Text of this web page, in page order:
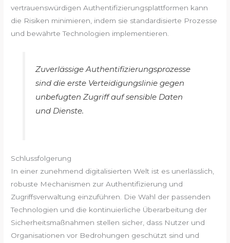
vertrauenswürdigen Authentifizierungsplattformen kann
die Risiken minimieren, indem sie standardisierte Prozesse
und bewährte Technologien implementieren.
Zuverlässige Authentifizierungsprozesse
sind die erste Verteidigungslinie gegen
unbefugten Zugriff auf sensible Daten
und Dienste.
Schlussfolgerung
In einer zunehmend digitalisierten Welt ist es unerlässlich,
robuste Mechanismen zur Authentifizierung und
Zugriffsverwaltung einzuführen. Die Wahl der passenden
Technologien und die kontinuierliche Überarbeitung der
Sicherheitsmaßnahmen stellen sicher, dass Nutzer und
Organisationen vor Bedrohungen geschützt sind und